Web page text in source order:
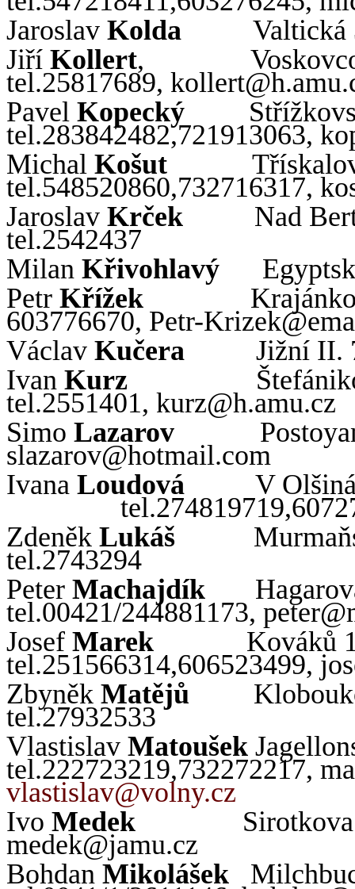
Jaroslav Kolda
Valtická
Jiří Kollert,
tel.25817689, kollert@h.amu.
Pavel Kopecký
tel.283842482,721913063,
Michal Košut
tel.548520860,732716317,
Jaroslav Krček Nad
tel.2542437
Milan Křivohlavý
Petr Křížek
603776670, Petr-Krizek
Václav Kučera
Jižní II.
Ivan Kurz
tel.2551401, kurz@h.amu.cz
Simo Lazarov
slazarov@hotmail.com
Ivana Loudová V
Zdeněk Lukáš
tel.2743294
Peter Machajdík
tel.00421/244881173, peter@
Josef Marek Kováků
tel.251566314,606523499,
Zbyněk Matějů
tel.27932533
Vlastislav Matoušek
tel.222723219,732272217,
vlastislav@volny.cz
Ivo Medek
medek@jamu.cz
Bohdan Mikolášek